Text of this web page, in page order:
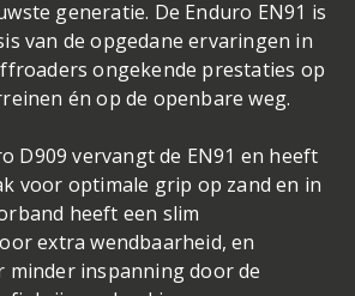
generatie. De Enduro EN91 is
van de opgedane ervaringen in
ongekende prestaties op
én op de openbare weg.
D909 vervangt de EN91 en heeft
voor optimale grip op zand en in
heeft een slim
extra wendbaarheid, en
minder inspanning door de